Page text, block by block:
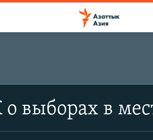
о выборах в